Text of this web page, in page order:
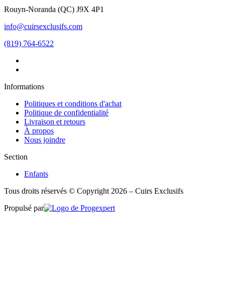
Rouyn-Noranda (QC) J9X 4P1
info@cuirsexclusifs.com
(819) 764-6522
Informations
Politiques et conditions d'achat
Politique de confidentialité
Livraison et retours
À propos
Nous joindre
Section
Enfants
Tous droits réservés © Copyright 2026 – Cuirs Exclusifs
Propulsé par